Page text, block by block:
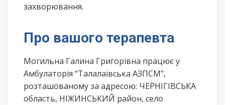
захворювання.
Про вашого терапевта
Могильна Галина Григорівна працює у
Амбулаторія “Талалаївська АЗПСМ”,
розташованому за адресою: ЧЕРНІГІВСЬКА
область, НІЖИНСЬКИЙ район, село